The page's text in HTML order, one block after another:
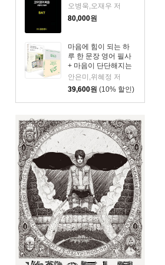
오병욱,오재우 저
80,000원
마음에 힘이 되는 하
루 한 문장 영어 필사
+ 마음이 단단해지는
하루 한 문장 일본어
필사 세트
안은미,위혜정 저
39,600원 (10% 할인)